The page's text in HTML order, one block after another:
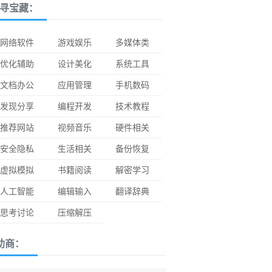
宝藏：
网络软件 游戏娱乐
多媒体类
优化辅助
设计美化
系统工具
文档办公
应用管理
手机数码
发现分享
编程开发
技术教程
推荐网站
视频音乐
硬件相关
安全隐私
生活相关
备份恢复
虚拟模拟
书籍阅读
解密学习
人工智能
编辑输入
翻译辞典
思考讨论
压缩解压
商：